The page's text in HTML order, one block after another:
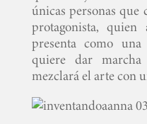
únicas personas que
protagonista,
presenta como
quiere dar
mezclará el arte con